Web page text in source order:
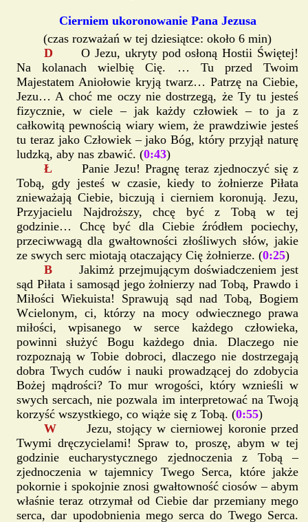
Cierniem ukoronowanie Pana Jezusa
(czas rozważań w tej dziesiątce: około 6 min)
D O Jezu, ukryty pod osłoną Hostii Świętej!
Na kolanach wielbię Cię. … Tu przed Twoim
Majestatem Aniołowie kryją twarz… Patrzę na Ciebie,
Jezu… A choć me oczy nie dostrzegą, że Ty tu jesteś
fizycznie, w ciele – jak każdy człowiek – to ja z
całkowitą pewnością wiary wiem, że prawdziwie jesteś
tu teraz jako Człowiek – jako Bóg, który przyjął naturę
ludzką, aby nas zbawić. (0:43)
Ł Panie Jezu! Pragnę teraz zjednoczyć się z
Tobą, gdy jesteś w czasie, kiedy to żołnierze Piłata
znieważają Ciebie, biczują i cierniem koronują. Jezu,
Przyjacielu Najdroższy, chcę być z Tobą w tej
godzinie… Chcę być dla Ciebie źródłem pociechy,
przeciwwagą dla gwałtowności złośliwych słów, jakie
ze swych serc miotają otaczający Cię żołnierze. (0:25)
BJakimż przejmującym doświadczeniem jest
sąd Piłata i samosąd jego żołnierzy nad Tobą, Prawdo i
Miłości Wiekuista! Sprawują sąd nad Tobą, Bogiem
Wcielonym, ci, którzy na mocy odwiecznego prawa
miłości, wpisanego w serce każdego człowieka,
powinni służyć Bogu każdego dnia. Dlaczego nie
rozpoznają w Tobie dobroci, dlaczego nie dostrzegają
dobra Twych cudów i nauki prowadzącej do zdobycia
Bożej mądrości? To mur wrogości, który wznieśli w
swych sercach, nie pozwala im interpretować na Twoją
korzyść wszystkiego, co wiąże się z Tobą. (0:55)
W Jezu, stojący w cierniowej koronie przed
Twymi dręczycielami! Spraw to, proszę, abym w tej
godzinie eucharystycznego zjednoczenia z Tobą –
zjednoczenia w tajemnicy Twego Serca, które jakże
pokornie i spokojnie znosi gwałtowność ciosów – abym
właśnie teraz otrzymał od Ciebie dar przemiany mego
serca, dar upodobnienia mego serca do Twego Serca.